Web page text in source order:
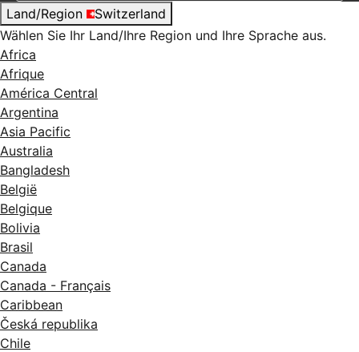
Land/Region
Switzerland
Wählen Sie Ihr Land/Ihre Region und Ihre Sprache aus.
Africa
Afrique
América Central
Argentina
Asia Pacific
Australia
Bangladesh
België
Belgique
Bolivia
Brasil
Canada
Canada - Français
Caribbean
Česká republika
Chile